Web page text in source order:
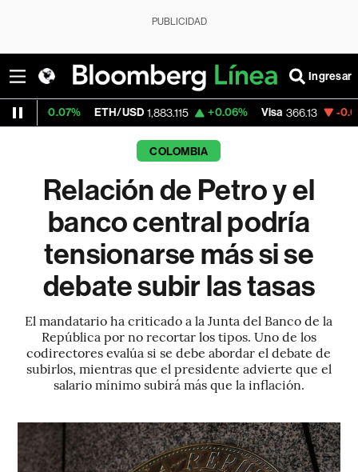
PUBLICIDAD
Ingresar
ETH/USD 1,883.115 +0.06% Visa 366.13 -0.04%
COLOMBIA
Relación de Petro y el
banco central podría
tensionarse más si se
debate subir las tasas
El mandatario ha criticado a la Junta del Banco de la
República por no recortar los tipos. Uno de los
codirectores evalúa si se debe abordar el debate de
subirlos, mientras que el presidente advierte que el
salario mínimo subirá más que la inflación.